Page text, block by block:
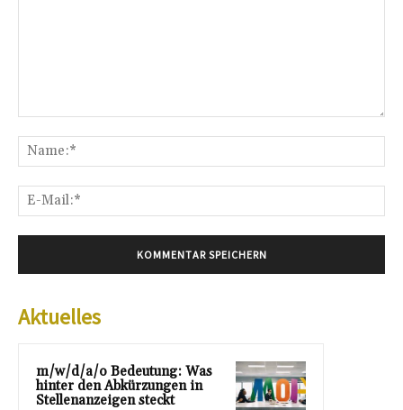
Aktuelles
m/w/d/a/o Bedeutung: Was
hinter den Abkürzungen in
Stellenanzeigen steckt